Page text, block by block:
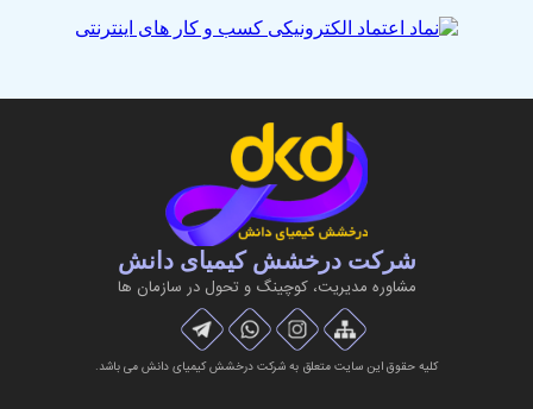
شرکت درخشش کیمیای دانش
مشاوره مديريت، کوچینگ و تحول در سازمان ها
کلیه حقوق این سایت متعلق به شرکت درخشش کیمیای دانش می باشد.